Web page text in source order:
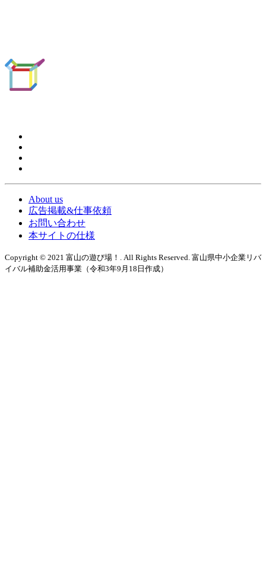
About us
広告掲載&仕事依頼
お問い合わせ
本サイトの仕様
Copyright © 2021 富山の遊び場！. All Rights Reserved. 富山県中小企業リバ
イバル補助金活用事業（令和3年9月18日作成）